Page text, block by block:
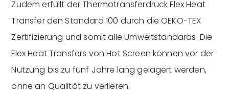
Zudem erfüllt der Thermotransferdruck Flex Heat
Transfer den Standard 100 durch die OEKO-TEX
Zertifizierung und somit alle Umweltstandards. Die
Flex Heat Transfers von Hot Screen können vor der
Nutzung bis zu fünf Jahre lang gelagert werden,
ohne an Qualität zu verlieren.